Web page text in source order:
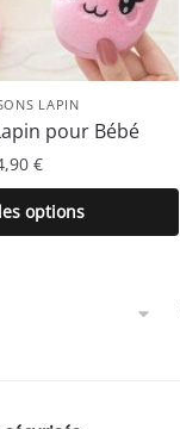
LAPIN
pour Bébé
€
options
Ce
produit